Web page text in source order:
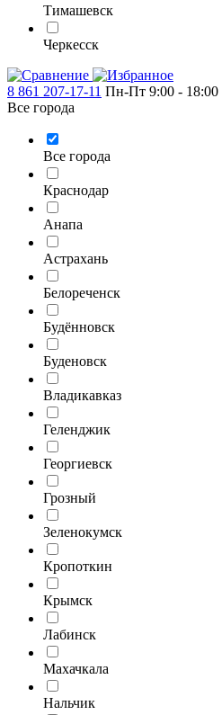
Тимашевск
Черкесск
8 861 207-17-11 Пн-Пт 9:00 - 18:00
Все города
Все города
Краснодар
Анапа
Астрахань
Белореченск
Будённовск
Буденовск
Владикавказ
Геленджик
Георгиевск
Грозный
Зеленокумск
Кропоткин
Крымск
Лабинск
Махачкала
Нальчик